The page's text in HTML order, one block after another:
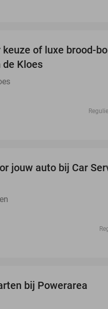
of luxe brood-
de Kloes
jouw auto bij Car
bij Powerarea